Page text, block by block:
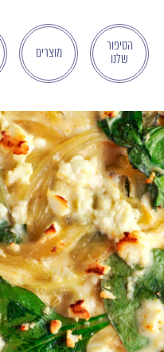
הסיפור
שלנו
מוצרים